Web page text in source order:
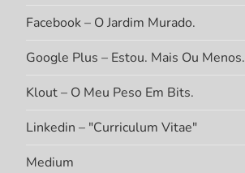
Facebook – O Jardim Murado.
Google Plus – Estou. Mais Ou Menos.
Klout – O Meu Peso Em Bits.
Linkedin – "Curriculum Vitae"
Medium